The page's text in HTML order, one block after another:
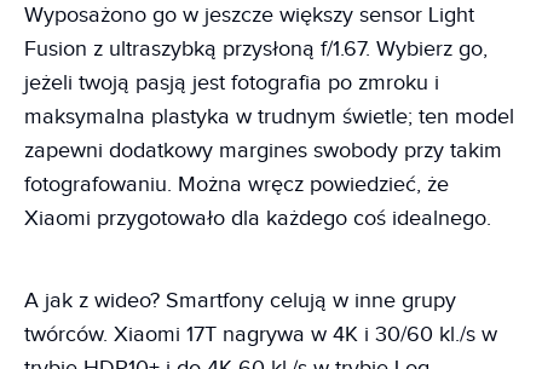
Wyposażono go w jeszcze większy sensor Light
Fusion z ultraszybką przysłoną f/1.67. Wybierz go,
jeżeli twoją pasją jest fotografia po zmroku i
maksymalna plastyka w trudnym świetle; ten model
zapewni dodatkowy margines swobody przy takim
fotografowaniu. Można wręcz powiedzieć, że
Xiaomi przygotowało dla każdego coś idealnego.
A jak z wideo? Smartfony celują w inne grupy
twórców. Xiaomi 17T nagrywa w 4K i 30/60 kl./s w